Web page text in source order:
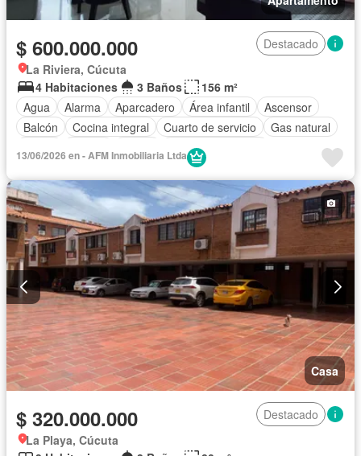
$ 600.000.000
Destacado
La Riviera, Cúcuta
4 Habitaciones
3 Baños
156 m²
Agua
Alarma Aparcadero Área infantil
Ascensor
Balcón
Cocina integral Cuarto de servicio
Gas natural
Seguridad privada
Vista panorámica
13/06/2026 en - AFM Inmobiliaria Ltda
Casa
$ 320.000.000
Destacado
La Playa, Cúcuta